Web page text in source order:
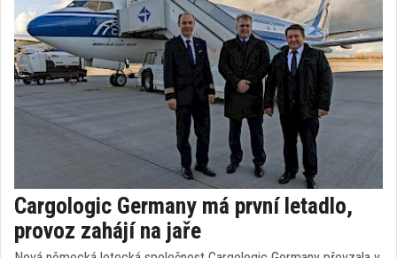
Cargologic Germany má první letadlo,
provoz zahájí na jaře